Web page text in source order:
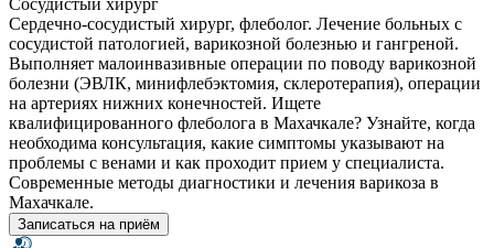
Сердечно-сосудистый хирург, флеболог. Лечение больных с
сосудистой патологией, варикозной болезнью и гангреной.
Выполняет малоинвазивные операции по поводу варикозной
болезни (ЭВЛК, минифлебэктомия, склеротерапия), операции
на артериях нижних конечностей. Ищете
квалифицированного флеболога в Махачкале? Узнайте, когда
необходима консультация, какие симптомы указывают на
проблемы с венами и как проходит прием у специалиста.
Современные методы диагностики и лечения варикоза в
Махачкале.
Записаться на приём